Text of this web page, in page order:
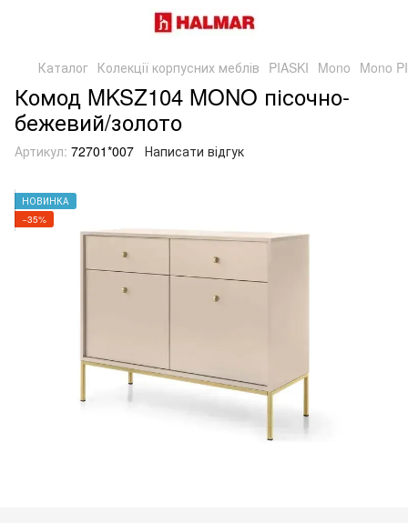
Каталог Колекції корпусних меблів PIASKI Mono Mono
Комод MKSZ104 MONO пісочно-
бежевий/золото
Артикул: 72701*007 Написати відгук
НОВИНКА
−35%